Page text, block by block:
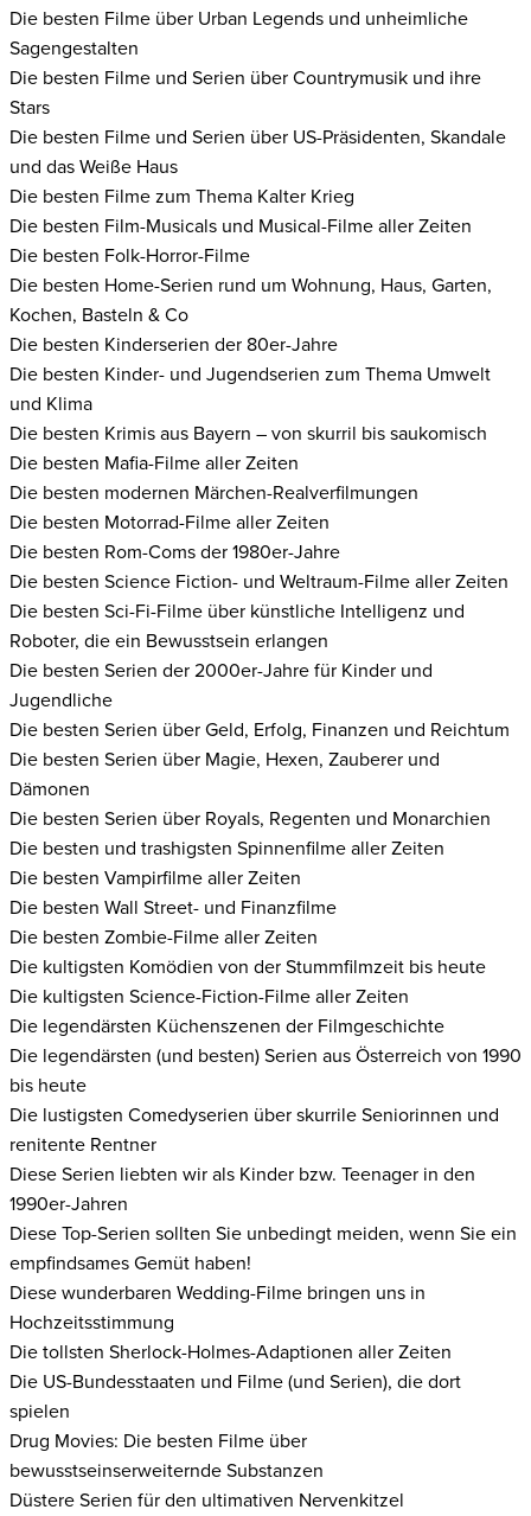
Die besten Filme über Urban Legends und unheimliche
Sagengestalten
Die besten Filme und Serien über Countrymusik und ihre
Stars
Die besten Filme und Serien über US-Präsidenten, Skandale
und das Weiße Haus
Die besten Filme zum Thema Kalter Krieg
Die besten Film-Musicals und Musical-Filme aller Zeiten
Die besten Folk-Horror-Filme
Die besten Home-Serien rund um Wohnung, Haus, Garten,
Kochen, Basteln & Co
Die besten Kinderserien der 80er-Jahre
Die besten Kinder- und Jugendserien zum Thema Umwelt
und Klima
Die besten Krimis aus Bayern – von skurril bis saukomisch
Die besten Mafia-Filme aller Zeiten
Die besten modernen Märchen-Realverfilmungen
Die besten Motorrad-Filme aller Zeiten
Die besten Rom-Coms der 1980er-Jahre
Die besten Science Fiction- und Weltraum-Filme aller Zeiten
Die besten Sci-Fi-Filme über künstliche Intelligenz und
Roboter, die ein Bewusstsein erlangen
Die besten Serien der 2000er-Jahre für Kinder und
Jugendliche
Die besten Serien über Geld, Erfolg, Finanzen und Reichtum
Die besten Serien über Magie, Hexen, Zauberer und
Dämonen
Die besten Serien über Royals, Regenten und Monarchien
Die besten und trashigsten Spinnenfilme aller Zeiten
Die besten Vampirfilme aller Zeiten
Die besten Wall Street- und Finanzfilme
Die besten Zombie-Filme aller Zeiten
Die kultigsten Komödien von der Stummfilmzeit bis heute
Die kultigsten Science-Fiction-Filme aller Zeiten
Die legendärsten Küchenszenen der Filmgeschichte
Die legendärsten (und besten) Serien aus Österreich von 1990
bis heute
Die lustigsten Comedyserien über skurrile Seniorinnen und
renitente Rentner
Diese Serien liebten wir als Kinder bzw. Teenager in den
1990er-Jahren
Diese Top-Serien sollten Sie unbedingt meiden, wenn Sie ein
empfindsames Gemüt haben!
Diese wunderbaren Wedding-Filme bringen uns in
Hochzeitsstimmung
Die tollsten Sherlock-Holmes-Adaptionen aller Zeiten
Die US-Bundesstaaten und Filme (und Serien), die dort
spielen
Drug Movies: Die besten Filme über
bewusstseinserweiternde Substanzen
Düstere Serien für den ultimativen Nervenkitzel